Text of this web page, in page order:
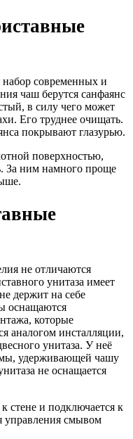
набор современных и
чаш берутся санфаянс
в силу чего может
Его труднее очищать.
покрывают глазурью.
поверхностью,
За ним намного проще
не отличаются
унитаза имеет
держит на себе
оснащаются
которые
аналогом инсталляции,
унитаза. У неё
удерживающей чашу
не оснащается
стене и подключается к
управления смывом